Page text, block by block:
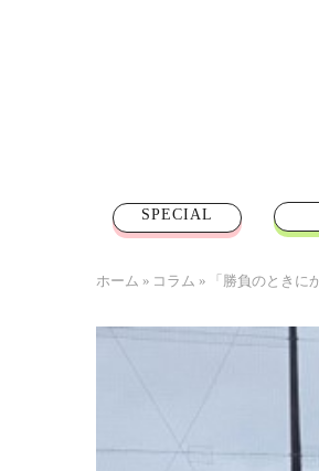
SPECIAL
ホーム » コラム » 「勝負のとき